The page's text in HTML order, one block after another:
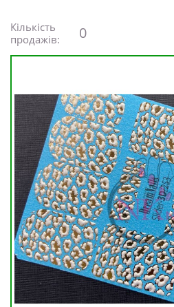
Кількість
продажів:
0